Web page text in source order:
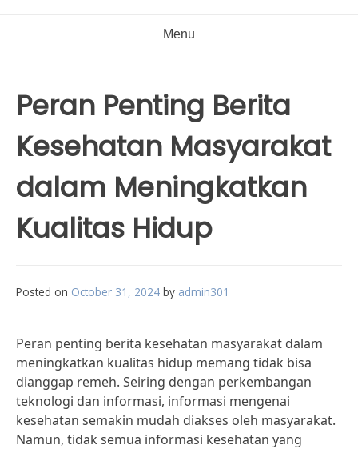
Menu
Peran Penting Berita
Kesehatan Masyarakat
dalam Meningkatkan
Kualitas Hidup
Posted on October 31, 2024 by admin301
Peran penting berita kesehatan masyarakat dalam
meningkatkan kualitas hidup memang tidak bisa
dianggap remeh. Seiring dengan perkembangan
teknologi dan informasi, informasi mengenai
kesehatan semakin mudah diakses oleh masyarakat.
Namun, tidak semua informasi kesehatan yang